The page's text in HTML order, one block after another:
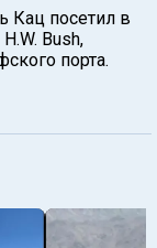
Кац посетил в
Bush,
порта.